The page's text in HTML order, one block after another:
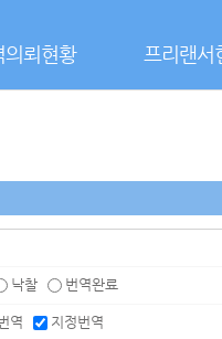
의뢰현황 프리랜서
낙찰 번역완료
역 지정번역